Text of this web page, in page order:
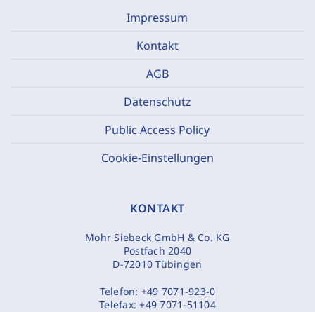
Impressum
Kontakt
AGB
Datenschutz
Public Access Policy
Cookie-Einstellungen
KONTAKT
Mohr Siebeck GmbH & Co. KG
Postfach 2040
D-72010 Tübingen
Telefon: +49 7071-923-0
Telefax:+49 7071-51104